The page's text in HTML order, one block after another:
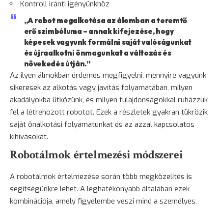
Kontroll iránti igényünkhöz
„A robot megalkotása az álomban a teremtő
erő szimbóluma – annak kifejezése, hogy
képesek vagyunk formálni saját valóságunkat
és újraalkotni önmagunkat a változás és
növekedésútján.”
Az ilyen álmokban érdemes megfigyelni, mennyire vagyunk
sikeresek az alkotás vagy javítás folyamatában, milyen
akadályokba ütközünk, és milyen tulajdonságokkal ruházzuk
fel a létrehozott robotot. Ezek a részletek gyakran tükrözik
saját önalkotási folyamatunkat és az azzal kapcsolatos
kihívásokat.
Robotálmok értelmezési módszerei
A robotálmok értelmezése során több megközelítés is
segítségünkre lehet. A leghatékonyabb általában ezek
kombinációja, amely figyelembe veszi mind a személyes,